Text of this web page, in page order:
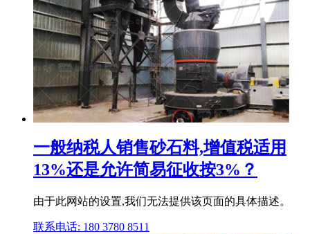
一般纳税人销售砂石料,增值税适用
13%还是允许简易征收按3%？
由于此网站的设置,我们无法提供该页面的具体描述。
联系电话: 180 3780 8511